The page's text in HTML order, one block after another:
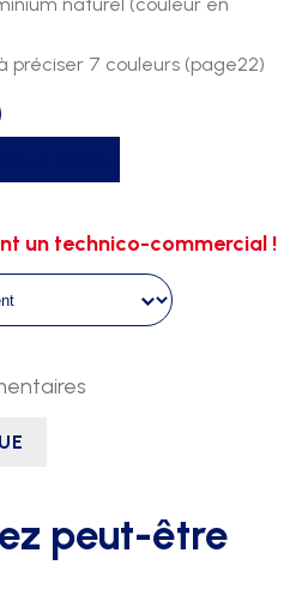
préciser 7 couleurs (page22)
un technico-commercial !
peut-être